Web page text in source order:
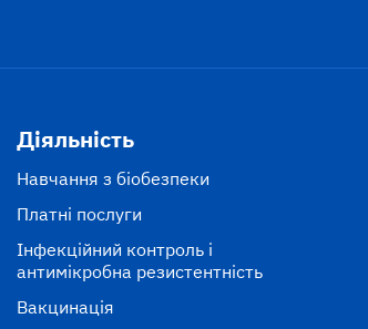
Діяльність
Навчання з біобезпеки
Платні послуги
Інфекційний контроль і
антимікробна резистентність
Вакцинація